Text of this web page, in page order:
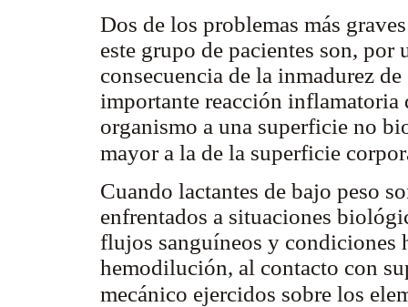
Dos de los problemas más
este grupo de pacientes son, por
consecuencia de la inmadurez
importante reacción inflamatoria
organismo a una superficie no
mayor a la de la superficie
Cuando lactantes de bajo peso
enfrentados a situaciones
flujos sanguíneos y condiciones
hemodilución, al contacto con
mecánico ejercidos sobre los